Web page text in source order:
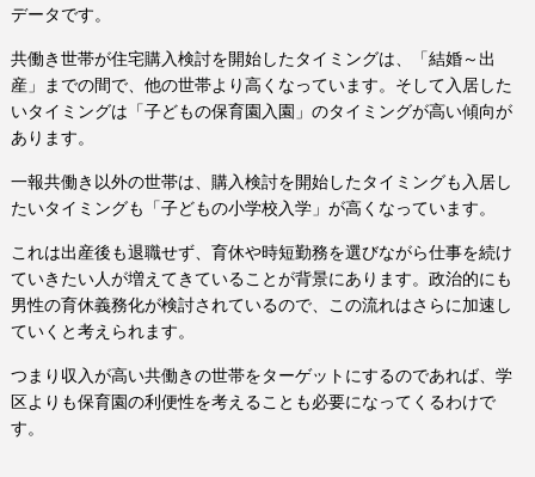
データです。
共働き世帯が住宅購入検討を開始したタイミングは、「結婚～出
産」までの間で、他の世帯より高くなっています。そして入居した
いタイミングは「子どもの保育園入園」のタイミングが高い傾向が
あります。
一報共働き以外の世帯は、購入検討を開始したタイミングも入居し
たいタイミングも「子どもの小学校入学」が高くなっています。
これは出産後も退職せず、育休や時短勤務を選びながら仕事を続け
ていきたい人が増えてきていることが背景にあります。政治的にも
男性の育休義務化が検討されているので、この流れはさらに加速し
ていくと考えられます。
つまり収入が高い共働きの世帯をターゲットにするのであれば、学
区よりも保育園の利便性を考えることも必要になってくるわけで
す。